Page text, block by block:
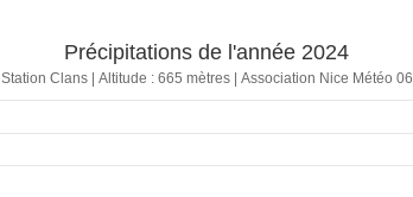
Précipitations de l'année 2024
Station Clans | Altitude : 665 mètres | Association Nice Météo 06